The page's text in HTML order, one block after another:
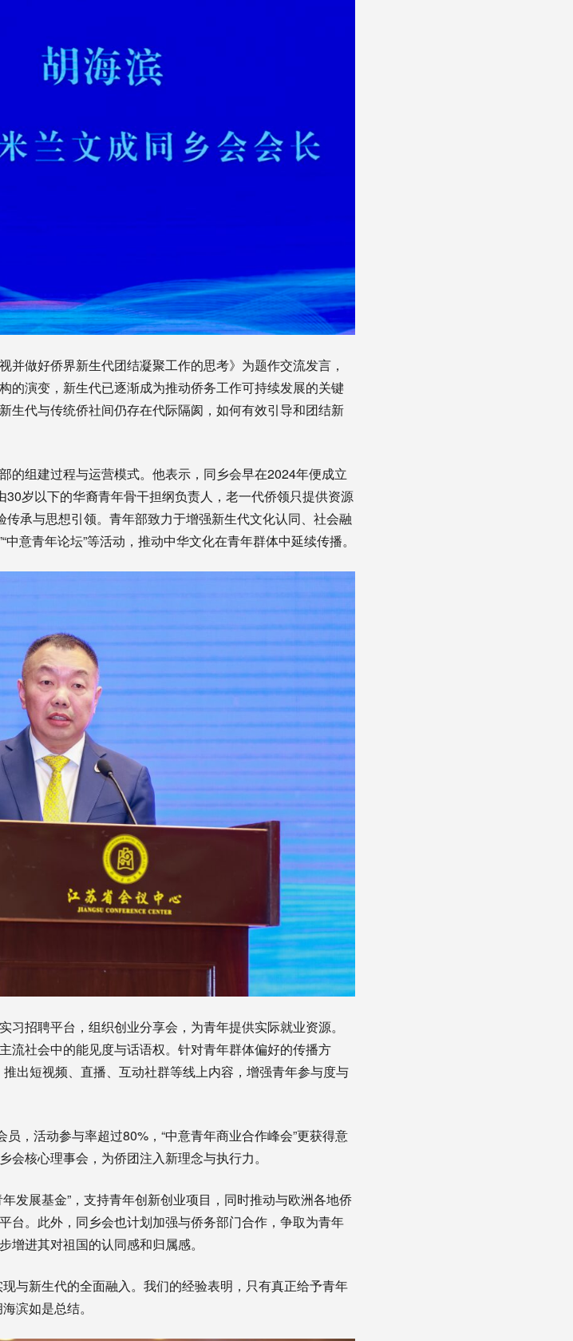
做好侨界新生代团结凝聚工作的思考》为题作交流发言，
的演变，新生代已逐渐成为推动侨务工作可持续发展的关键
生代与传统侨社间仍存在代际隔阂，如何有效引导和团结新
的组建过程与运营模式。他表示，同乡会早在2024年便成立
30岁以下的华裔青年骨干担纲负责人，老一代侨领只提供资源
承与思想引领。青年部致力于增强新生代文化认同、社会融
意青年论坛”等活动，推动中华文化在青年群体中延续传播。
招聘平台，组织创业分享会，为青年提供实际就业资源。
流社会中的能见度与话语权。针对青年群体偏好的传播方
出短视频、直播、互动社群等线上内容，增强青年参与度与
，活动参与率超过80%，“中意青年商业合作峰会”更获得意
核心理事会，为侨团注入新理念与执行力。
发展基金”，支持青年创新创业项目，同时推动与欧洲各地侨
台。此外，同乡会也计划加强与侨务部门合作，争取为青年
进其对祖国的认同感和归属感。
与新生代的全面融入。我们的经验表明，只有真正给予青年
滨如是总结。